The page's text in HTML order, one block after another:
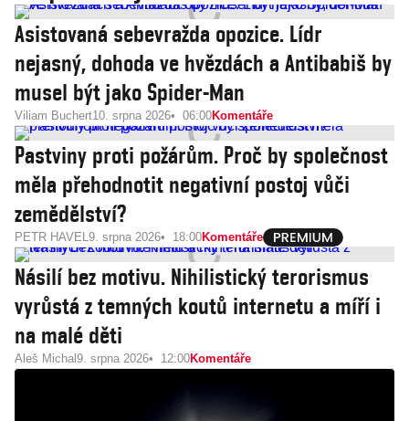
Asistovaná sebevražda opozice. Lídr
nejasný, dohoda ve hvězdách a Antibabiš by
musel být jako Spider-Man
Viliam Buchert10. srpna 2026 06:00Komentáře
Pastviny proti požárům. Proč by společnost
měla přehodnotit negativní postoj vůči
zemědělství?
PETR HAVEL9. srpna 2026 18:00Komentáře
Násilí bez motivu. Nihilistický terorismus
vyrůstá z temných koutů internetu a míří i
na malé děti
Aleš Michal 9. srpna 2026 12:00Komentáře